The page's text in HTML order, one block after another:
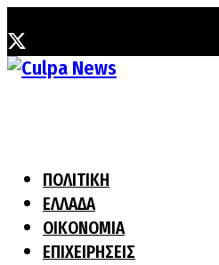
ΠΟΛΙΤΙΚΗ
ΕΛΛΑΔΑ
ΟΙΚΟΝΟΜΙΑ
ΕΠΙΧΕΙΡΗΣΕΙΣ